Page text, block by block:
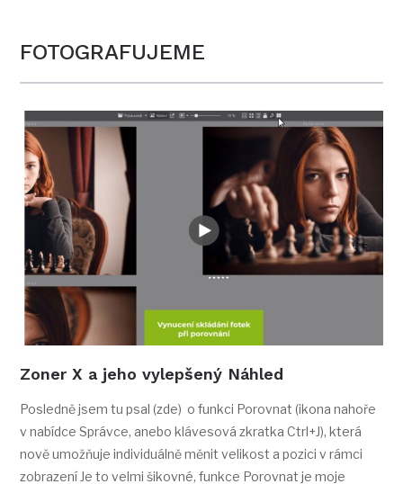
FOTOGRAFUJEME
Zoner X a jeho vylepšený Náhled
Posledně jsem tu psal (zde) o funkci Porovnat (ikona nahoře
v nabídce Správce, anebo klávesová zkratka Ctrl+J), která
nově umožňuje individuálně měnit velikost a pozici v rámci
zobrazení Je to velmi šikovné, funkce Porovnat je moje